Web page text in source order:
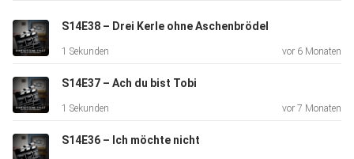
S14E38 – Drei Kerle ohne Aschenbrödel
1 Sekunden vor 6 Monaten
S14E37 – Ach du bist Tobi
1 Sekunden vor 7 Monaten
S14E36 – Ich möchte nicht